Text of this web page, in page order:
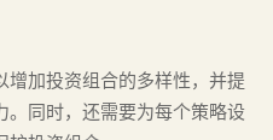
加投资组合的多样性，并提
。同时，还需要为每个策略设